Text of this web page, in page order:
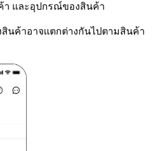
และอุปกรณ์ของสินค้า
สินค้าอาจแตกต่างกันไปตามสินค้า